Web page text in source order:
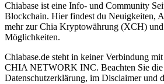
Chiabase ist eine Info- und Community
Blockchain. Hier findest du Neuigkeiten,
mehr zur Chia Kryptowährung (XCH)
Möglichkeiten.
Chiabase.de steht in keiner Verbindung
CHIA NETWORK INC. Beachten Sie die
Datenschutzerklärung, im Disclaimer und